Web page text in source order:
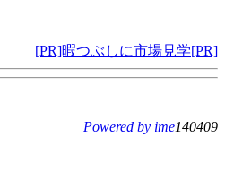
[PR]暇つぶしに市場見学[PR]
Powered by ime140409